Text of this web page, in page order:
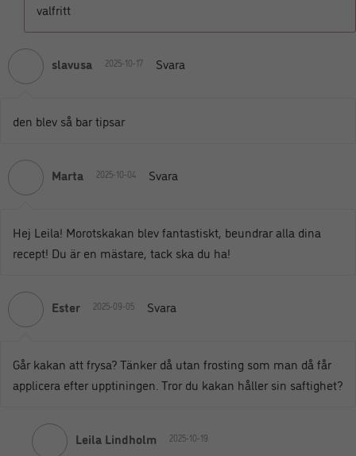
valfritt
slavusa 2025-10-17 Svara
den blev så bar tipsar
Marta 2025-10-04 Svara
Hej Leila! Morotskakan blev fantastiskt, beundrar alla dina
recept! Du är en mästare, tack ska du ha!
Ester 2025-09-05 Svara
Går kakan att frysa? Tänker då utan frosting som man då får
applicera efter upptiningen. Tror du kakan håller sin saftighet?
Leila Lindholm 2025-10-19